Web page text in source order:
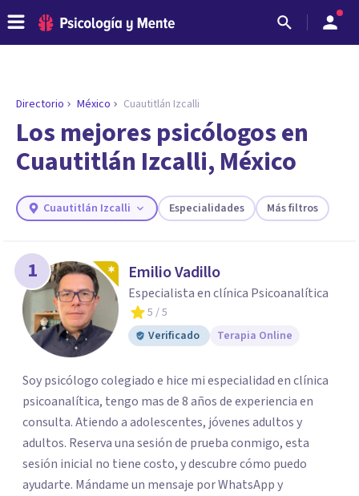
ENCONTRAR MI TERAPEUTA
¿Necesitas ayuda para encontrar el
psicólogo adecuado?
Responde a unas breves preguntas y te ofreceremos
necesidades.
Responder cuestionario
Directorio México Cuautitlán Izcalli
Los mejores psicólogos en
Cuautitlán Izcalli, México
Cuautitlán Izcalli Especialidades Más filtros
1 Emilio Vadillo
Especialista en clínica Psicoanalítica
5 / 5
Verificado
Terapia Online
Soy psicólogo colegiado e hice mi especialidad en clínica
psicoanalítica, tengo mas de 8 años de experiencia en
consulta. Atiendo a adolescentes, jóvenes adultos y
adultos. Reserva una sesión de prueba conmigo, esta
sesión inicial no tiene costo, y descubre cómo puedo
ayudarte. Mándame un mensaje por WhatsApp y